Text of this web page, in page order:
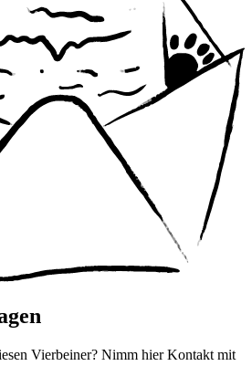
Vierbeiner? Nimm hier Kontakt mit